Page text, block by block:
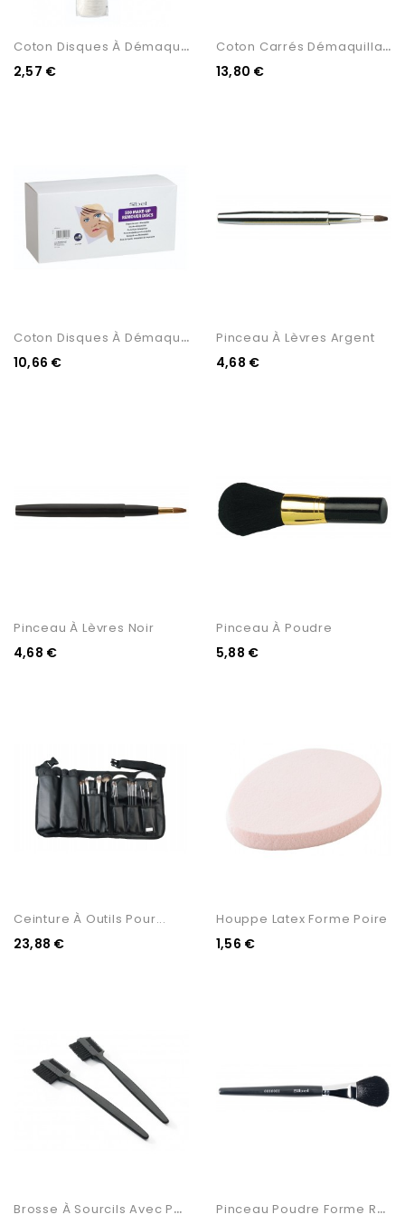
C
Oton Disques À Démaquiller
2,57 €
C
Oton Carrés Démaquillants...
13,80 €
C
Oton Disques À Démaquiller
10,66 €
Pinceau À Lèvres Argent
4,68 €
Pinceau À Lèvres Noir
4,68 €
Pinceau À Poudre
5,88 €
Ceinture À Outils Pour...
23,88 €
Houppe Latex Forme Poire
1,56 €
B
Rosse À Sourcils Avec Peigne P
Inceau Poudre Forme Ronde